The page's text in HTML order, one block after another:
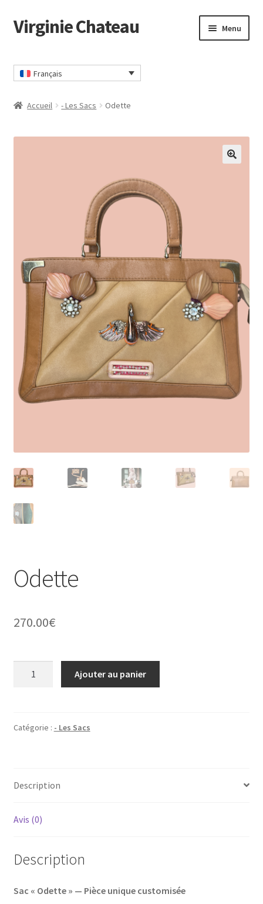
Passer
à
navigation
Passer
au
Virginie Chateau Menu
Politique Confidentialité
Virginie Chateau
Français
Accueil - Les Sacs Odette
Odette
270.00€
Ajouter au panier
Catégorie : - Les Sacs
Description
Avis (0)
Description
Sac « Odette » — Pièce unique customisée